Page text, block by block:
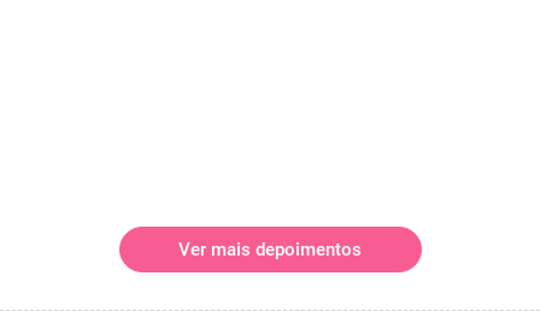
Ver mais depoimentos